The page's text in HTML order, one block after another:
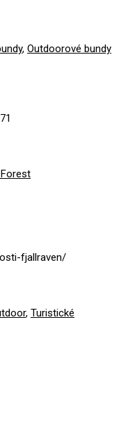
, Outdoorové bundy
Forest
fjallraven/
, Turistické